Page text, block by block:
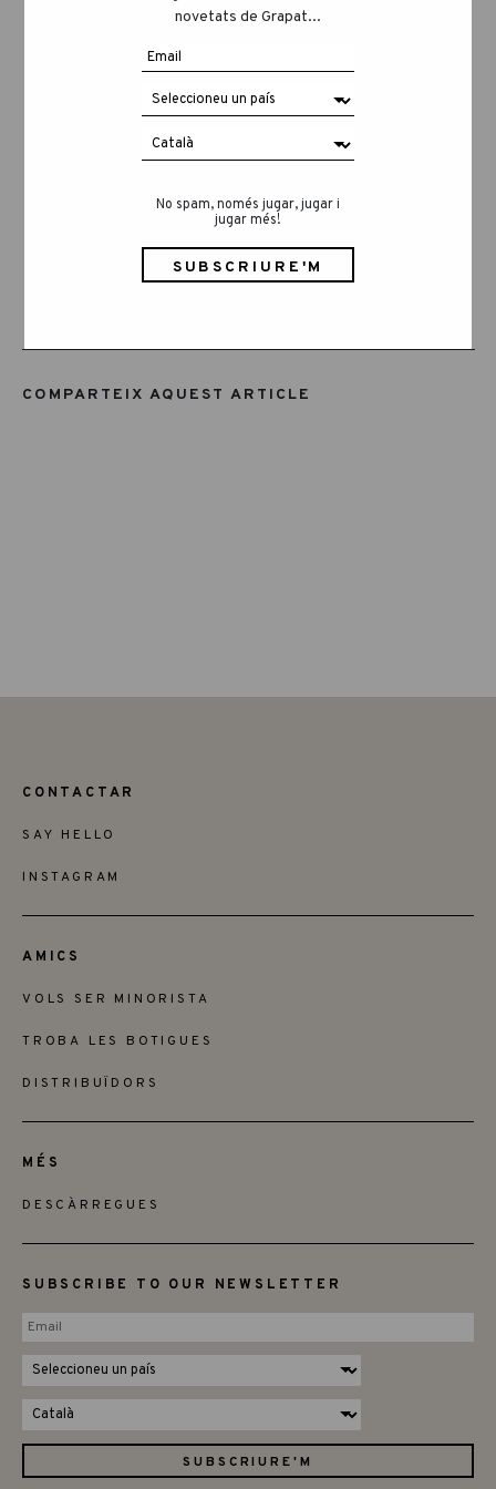
Això no va d’ensenyar als infants com
jugar. Va de fer espai per a la manera com
necessita correccions.
Necessita confiança.
COMPARTEIX AQUEST ARTICLE
novetats de Grapat...
No spam, només jugar, jugar i
jugar més!
CONTACTAR
SAY HELLO
INSTAGRAM
AMICS
VOLS SER MINORISTA
TROBA LES BOTIGUES
DISTRIBUÏDORS
MÉS
DESCÀRREGUES
SUBSCRIBE TO OUR NEWSLETTER